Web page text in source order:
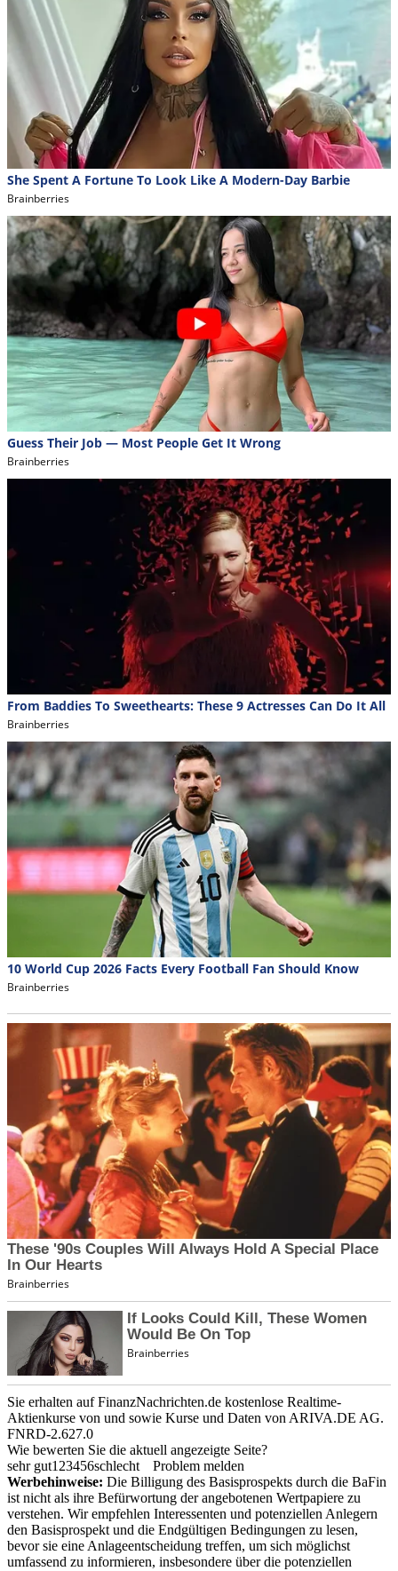
Sie erhalten auf FinanzNachrichten.de kostenlose Realtime-
Aktienkurse von und sowie Kurse und Daten von ARIVA.DE AG.
FNRD-2.627.0
Wie bewerten Sie die aktuell angezeigte Seite?
sehr gut1 23456schlecht
Problem melden
Werbehinweise: Die Billigung des Basisprospekts durch die BaFin
ist nicht als ihre Befürwortung der angebotenen Wertpapiere zu
verstehen. Wir empfehlen Interessenten und potenziellen Anlegern
den Basisprospekt und die Endgültigen Bedingungen zu lesen,
bevor sie eine Anlageentscheidung treffen, um sich möglichst
umfassend zu informieren, insbesondere über die potenziellen